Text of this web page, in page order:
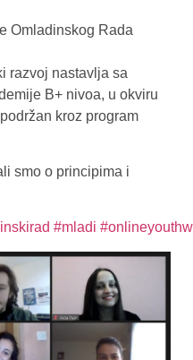
Omladinskog Rada
razvoj nastavlja sa
B+ nivoa, u okviru
kroz program
smo o principima i
#mladi